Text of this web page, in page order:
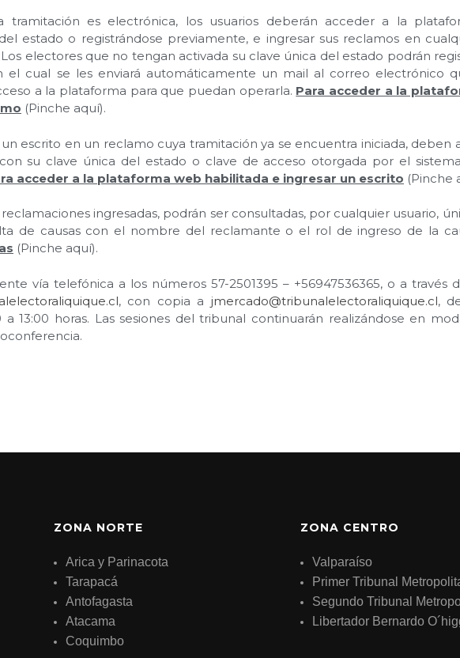
tramitación es electrónica, los usuarios deberán acceder a la
estado o registrándose previamente, e ingresar sus reclamos en
electores que no tengan activada su clave única del estado podrán
el cual se les enviará automáticamente un mail al correo electrónico
a la plataforma para que puedan operarla. Para acceder a la
(Pinche aquí).
un escrito en un reclamo cuya tramitación ya se encuentra iniciada, deben
su clave única del estado o clave de acceso otorgada por el
acceder a la plataforma web habilitada e ingresar un escrito (Pinche
ingresadas, podrán ser consultadas, por cualquier usuario,
de causas con el nombre del reclamante o el rol de ingreso de la
(Pinche aquí).
vía telefónica a los números 57-2501395 – +56947536365, o a través
, con copia a jmercado@tribunalelectoraliquique.cl,
13:00 horas. Las sesiones del tribunal continuarán realizándose en
ZONA NORTE
Arica y Parinacota
Tarapacá
Antofagasta
Atacama
Coquimbo
ZONA CENTRO
Valparaíso
Primer Tribunal
Segundo Tribunal
Libertador Bernardo